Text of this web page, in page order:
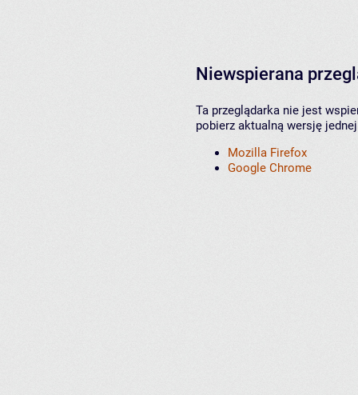
Niewspierana
Ta przeglądarka nie jest
pobierz aktualną wersję
Mozilla Firefox
Google Chrome